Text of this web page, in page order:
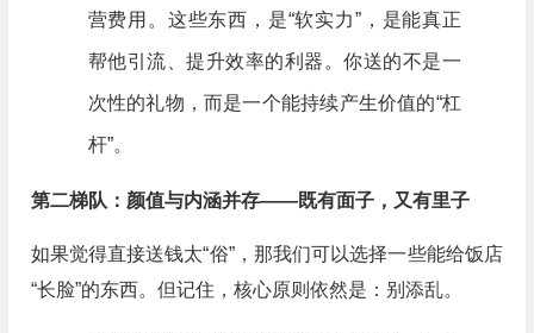
营费用。这些东西，是“软实力”，是能真正
帮他引流、提升效率的利器。你送的不是一
次性的礼物，而是一个能持续产生价值的“杠
杆”。
第二梯队：颜值与内涵并存——既有面子，又有里子
如果觉得直接送钱太“俗”，那我们可以选择一些能给饭店
“长脸”的东西。但记住，核心原则依然是：别添乱。